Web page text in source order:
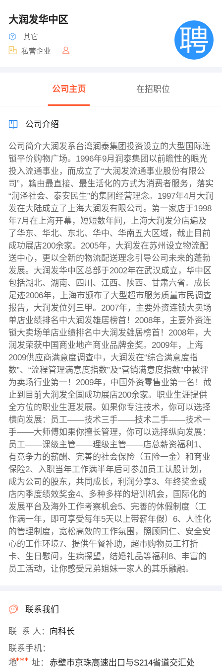
大润发华中区
其它
私营企业
公司主页 在招职位
公司介绍
公司简介大润发系台湾润泰集团投资设立的大型国际连
锁平价购物广场。1996年9月润泰集团以前瞻性的眼光
投入流通事业，而成立了“大润发流通事业股份有限公
司”，籍由最直接、最生活化的方式为消费者服务，落实
“润泽社会、泰安民生”的集团经营理念。1997年4月大润
发在大陆成立了上海大润发有限公司。第一家店于1998
年7月在上海开幕，短短数年间，上海大润发分店遍及
了华东、华北、东北、华中、华南五大区域，截止目前
成功展店200余家。2005年，大润发在苏州设立物流配
送中心，更以全新的物流配送理念引导公司未来的蓬勃
发展。大润发华中区总部于2002年在武汉成立，华中区
包括湖北、湖南、四川、江西、陕西、甘肃六省。成长
足迹2006年，上海市颁布了大型超市服务质量市民调查
报告，大润发位列三甲。2007年，主要外资连锁大卖场
单店业绩排名中大润发雄居榜首！2008年，主要外资连
锁大卖场单店业绩排名中大润发雄居榜首！2008年，大
润发荣获中国商业地产商业品牌金奖。2009年，上海
2009供应商满意度调查中，大润发在“综合满意度指
数”、“流程管理满意度指数”及“营销满意度指数”中被评
为卖场行业第一！2009年，中国外资零售业第一名！截
止到目前大润发全国成功展店200余家。职业生涯提供
全方位的职业生涯发展。如果你专注技术，你可以选择
横向发展：员工——技术三手——技术二手——技术一
手——大师傅如果你擅长管理，你可以选择纵向发展：
员工——课级主管——理级主管——店总薪资福利1、
有竞争力的薪酬、完善的社会保险（五险一金）和商业
保险2、入职当年工作满半年后可参加员工认股计划，
成为公司的股东，共同成长，利润分享3、年终奖金或
店内季度绩效奖金4、多种多样的培训机会，国际化的
发展平台及海外工作考察机会5、完善的休假制度（工
作满一年，即可享受每年5天以上带薪年假）6、人性化
的管理制度，宽松高效的工作氛围，照顾同仁、安全安
心的工作环境7、提供午餐补助，超市购物员工打折
卡、生日慰问，生病探望，结婚礼品等福利8、丰富的
员工活动，让你感受兄弟姐妹一家人的其乐融融。
联系我们
联 系 人： 向科长
联系手机：
****
地 址： 赤壁市京珠高速出口与S214省道交汇处